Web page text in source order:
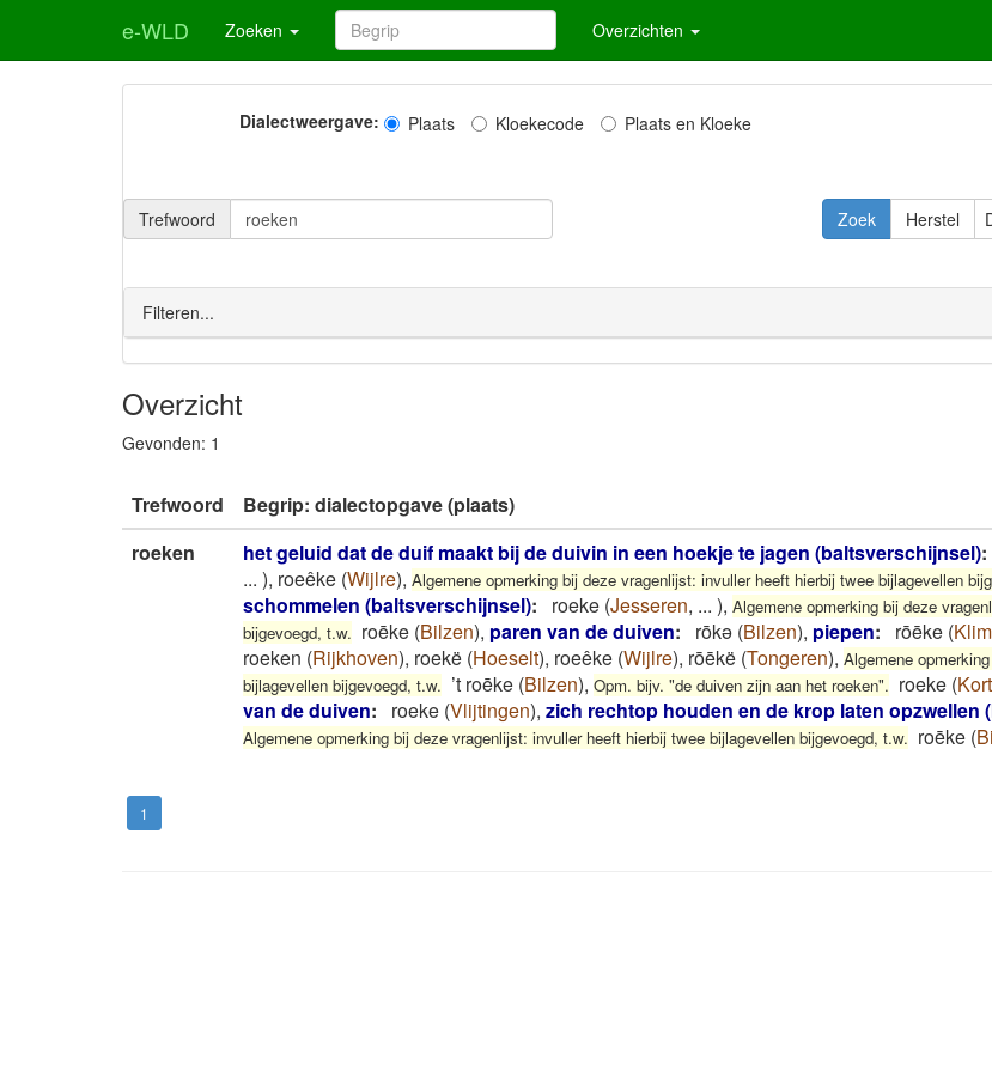
e-WLD Zoeken Overzichten
Dialectweergave: Plaats Kloekecode Plaats en Kloeke
Trefwoord
Filteren...
Overzicht
Gevonden: 1
Trefwoord Begrip: dialectopgave (plaats)
roeken
het geluid dat de duif maakt bij de duivin in een hoekje te jagen (baltsverschijnsel):
... ), roeêke (Wijlre), Algemene opmerking bij deze vragenlijst: invuller heeft hierbij twee bijlagevellen
schommelen (baltsverschijnsel): roeke (Jesseren, ... ), Algemene opmerking bij deze
bijgevoegd, t.w. roēke (Bilzen), paren van de duiven: rōkə (Bilzen), piepen: rōēke (
roeken (Rijkhoven), roekë (Hoeselt), roeêke (Wijlre), rōēkë (Tongeren), Algemene
bijlagevellen bijgevoegd, t.w. ’t roēke (Bilzen), Opm. bijv. "de duiven zijn aan het roeken". roeke (
van de duiven: roeke (Vlijtingen), zich rechtop houden en de krop laten opzwellen
Algemene opmerking bij deze vragenlijst: invuller heeft hierbij twee bijlagevellen bijgevoegd, t.w. roēke (
1